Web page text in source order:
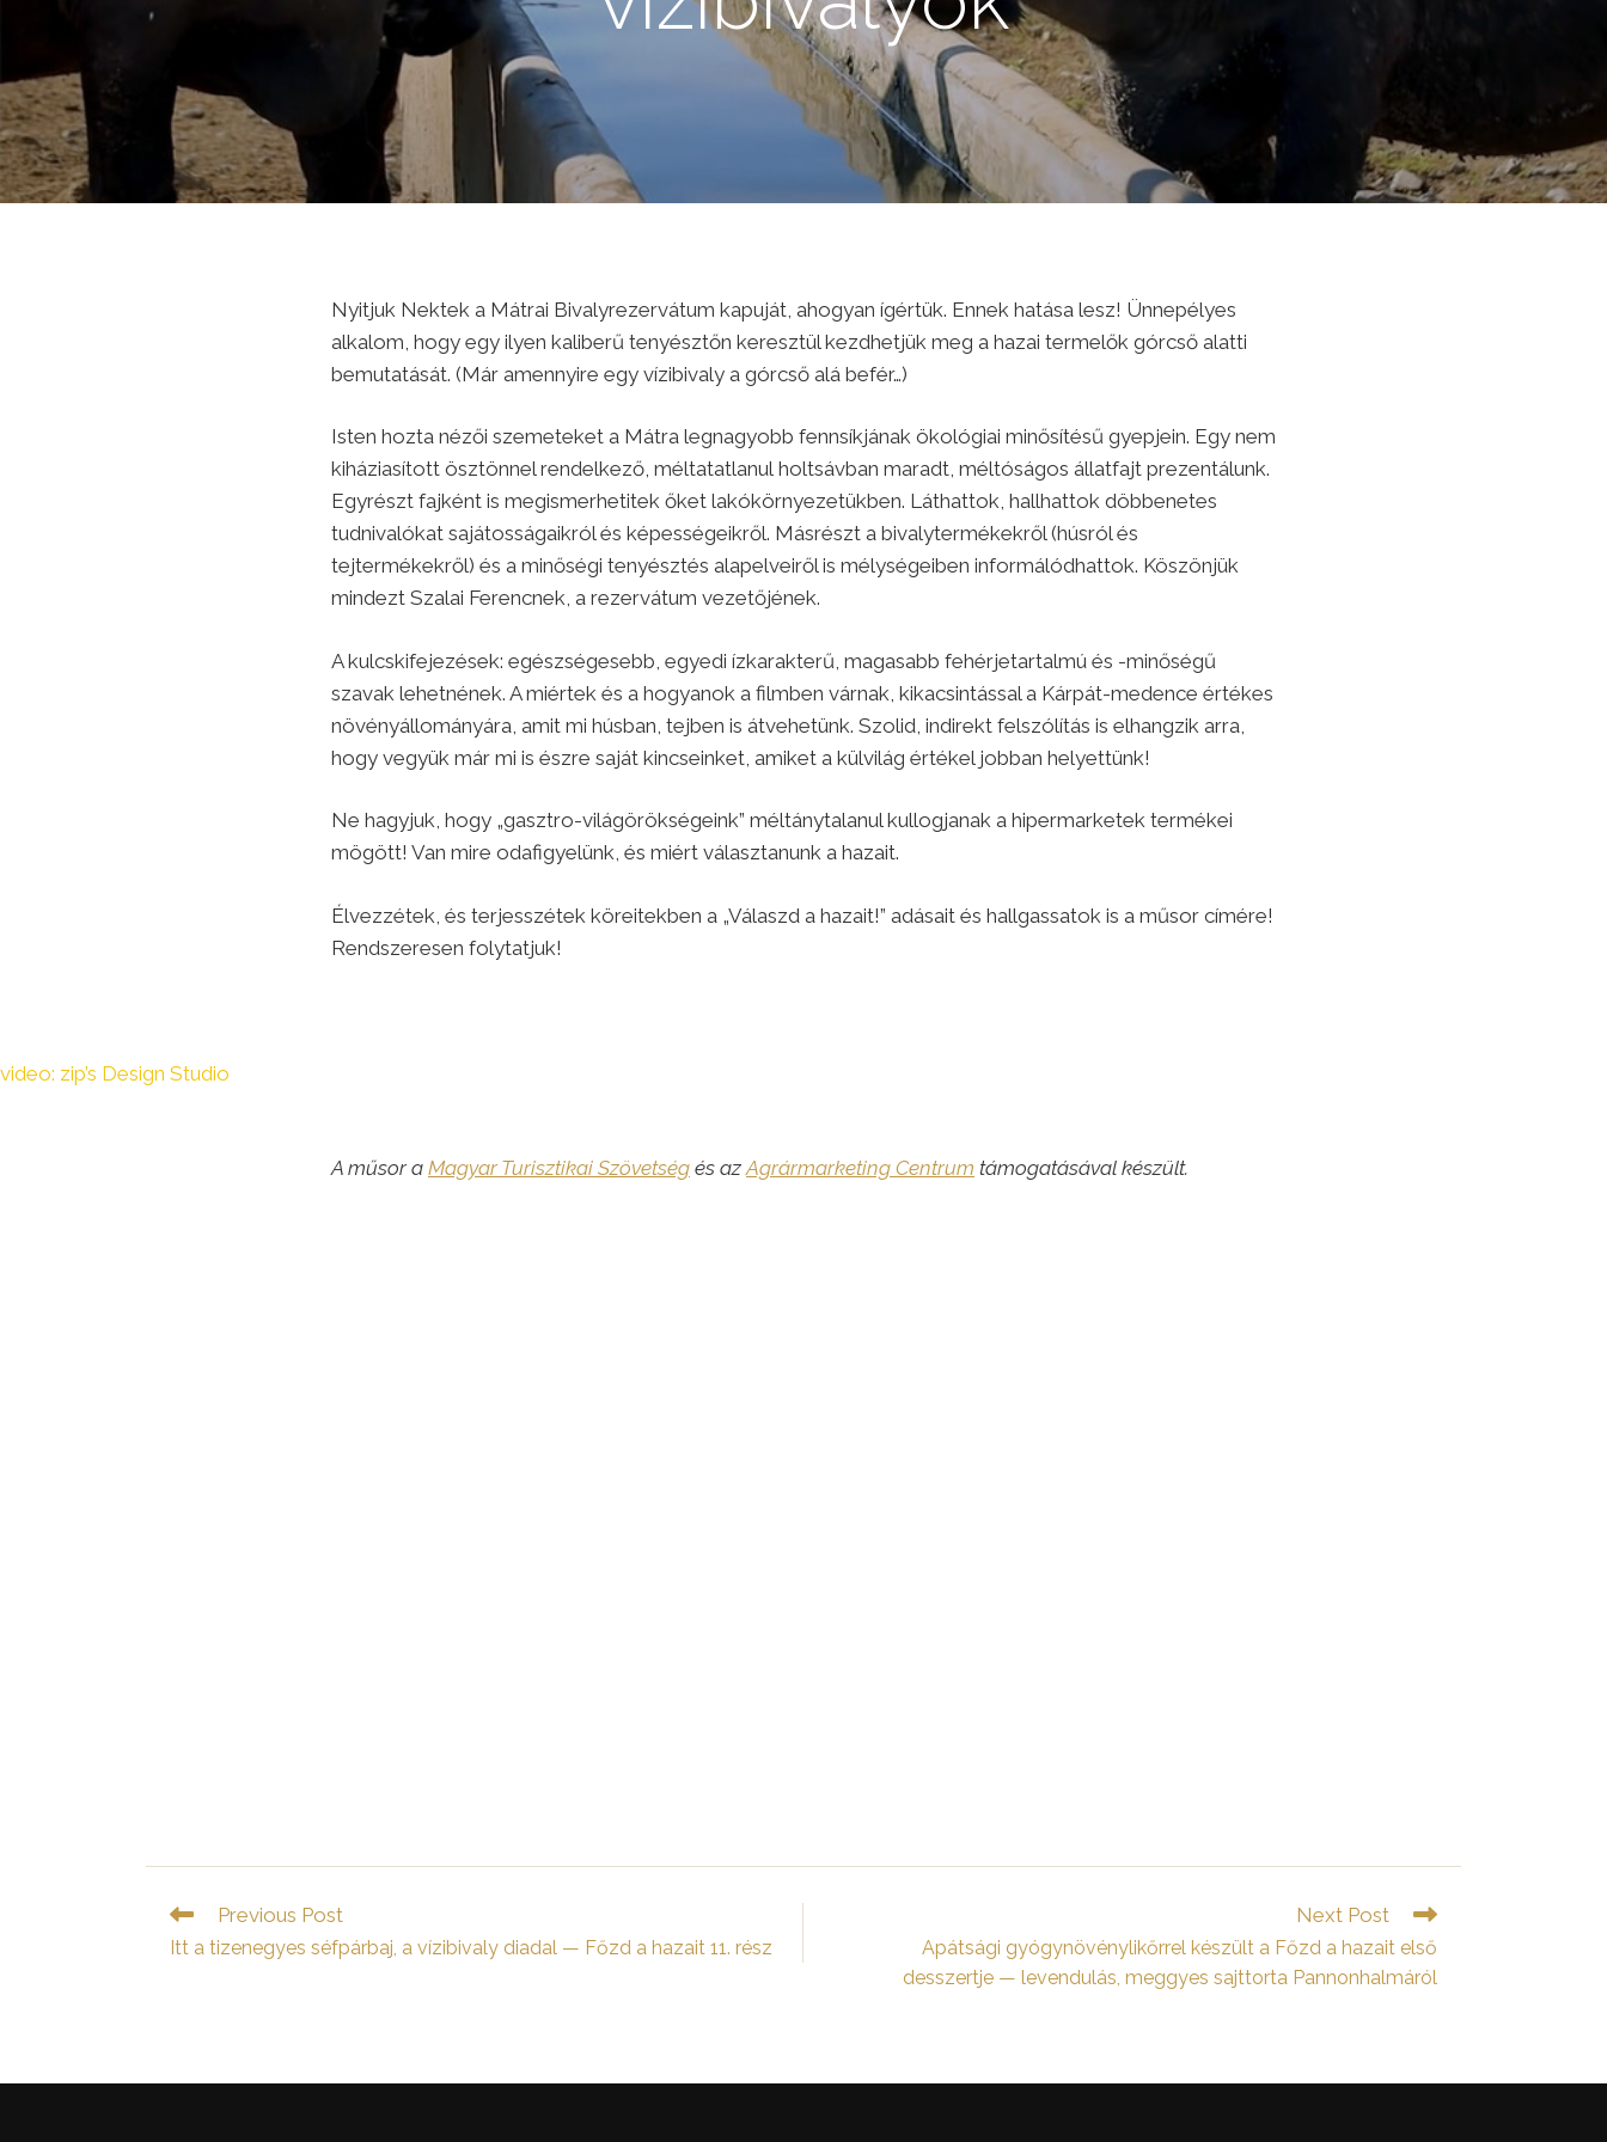
Nyitjuk Nektek a Mátrai Bivalyrezervátum kapuját, ahogyan ígértük. Ennek hatása lesz! Ünnepélyes
alkalom, hogy egy ilyen kaliberű tenyésztőn keresztül kezdhetjük meg a hazai termelők górcső alatti
bemutatását. (Már amennyire egy vízibivaly a górcső alá befér…)
Isten hozta nézői szemeteket a Mátra legnagyobb fennsíkjának ökológiai minősítésű gyepjein. Egy nem
kiháziasított ösztönnel rendelkező, méltatatlanul holtsávban maradt, méltóságos állatfajt prezentálunk.
Egyrészt fajként is megismerhetitek őket lakókörnyezetükben. Láthattok, hallhattok döbbenetes
tudnivalókat sajátosságaikról és képességeikről. Másrészt a bivalytermékekről (húsról és
tejtermékekről) és a minőségi tenyésztés alapelveiről is mélységeiben informálódhattok. Köszönjük
mindezt Szalai Ferencnek, a rezervátum vezetőjének.
A kulcskifejezések: egészségesebb, egyedi ízkarakterű, magasabb fehérjetartalmú és -minőségű
szavak lehetnének. A miértek és a hogyanok a filmben várnak, kikacsintással a Kárpát-medence értékes
növényállományára, amit mi húsban, tejben is átvehetünk. Szolid, indirekt felszólítás is elhangzik arra,
hogy vegyük már mi is észre saját kincseinket, amiket a külvilág értékel jobban helyettünk!
Ne hagyjuk, hogy „gasztro-világörökségeink” méltánytalanul kullogjanak a hipermarketek termékei
mögött! Van mire odafigyelünk, és miért választanunk a hazait.
Élvezzétek, és terjesszétek köreitekben a „Válaszd a hazait!” adásait és hallgassatok is a műsor címére!
Rendszeresen folytatjuk!
video: zip’s Design Studio
A műsor a Magyar Turisztikai Szövetség és azAgrármarketing Centrum támogatásával készült.
Read
more
articles
Previous Post
Itt a tizenegyes séfpárbaj, a vízibivaly diadal — Főzd a hazait 11. rész
Next Post
Apátsági gyógynövénylikőrrel készült a Főzd a hazait első
desszertje — levendulás, meggyes sajttorta Pannonhalmáról